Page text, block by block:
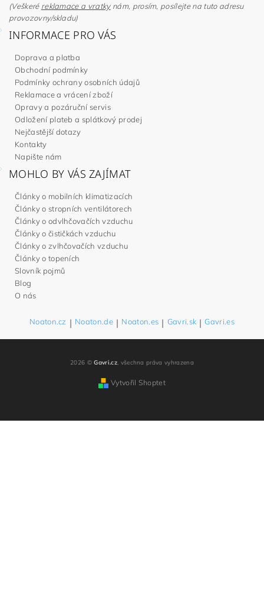
(Veškeré reklamace a vratkynám, prosím, posílejte na tuto adresu
provozovny/skladu)
INFORMACE PRO VÁS
Doprava a platba
Obchodní podmínky
Podmínky ochrany osobních údajů
Reklamace a vrácení zboží
Opravy a pozáruční servis
Odložení plateb a splátkový prodej
Nejčastější dotazy
Kontakty
Napište nám
MOHLO BY VÁS ZAJÍMAT
Články o mobilních klimatizacích
Články o stropních ventilátorech
Články o odvlhčovačích vzduchu
Články o čističkách vzduchu
Články o zvlhčovačích vzduchu
Články o topeních
Slovník pojmů
Blog
O nás
Noaton.cz | Noaton.de | Noaton.es | Gavri.sk | Gavri.es
2026 ©Gavri.cz, všechna práva vyhrazena
Vytvořil Shoptet